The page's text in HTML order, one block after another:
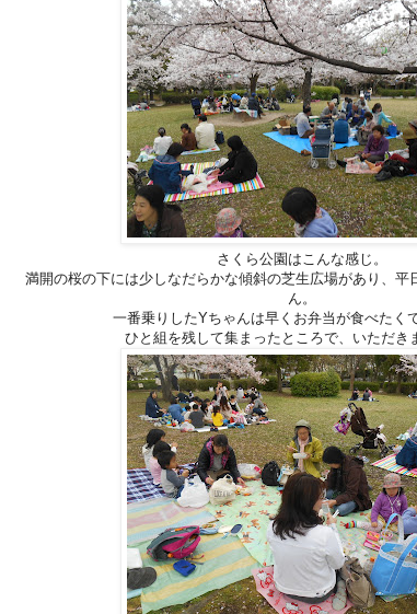
さくら公園はこんな感じ。
満開の桜の下には少しなだらかな傾斜の芝生広場があり、平
ん。
一番乗りしたYちゃんは早くお弁当が食べたく
ひと組を残して集まったところで、いただき